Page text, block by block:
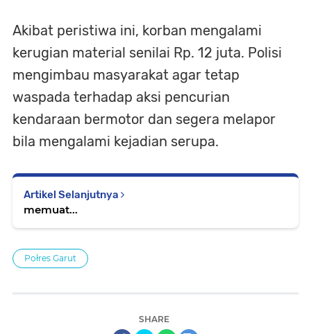
Akibat peristiwa ini, korban mengalami
kerugian material senilai Rp. 12 juta. Polisi
mengimbau masyarakat agar tetap
waspada terhadap aksi pencurian
kendaraan bermotor dan segera melapor
bila mengalami kejadian serupa.
Artikel Selanjutnya
memuat...
Połres Garut
SHARE